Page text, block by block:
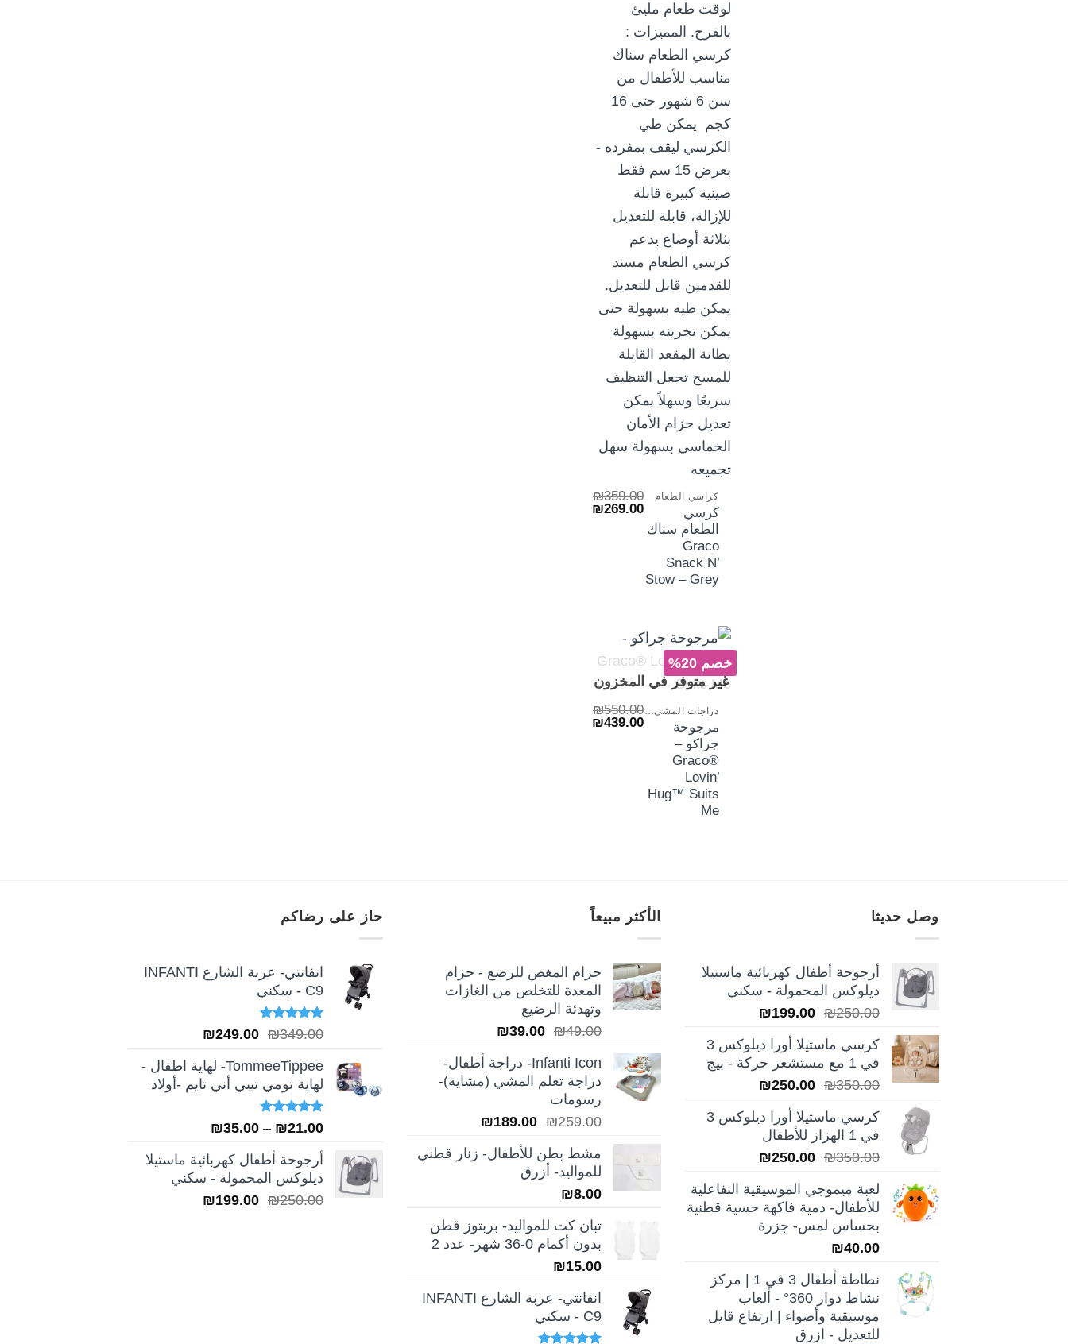
+
كراسي الطعام
كرسي
الطعام سناك
Graco
Snack N’
Stow – Grey
₪359.00
السعر ₪269.00
خصم 20%
غير متوفر في المخزون
مرجوحة
جراكو –
Graco®
Lovin’
Hug™ Suits
Me
₪550.00
السعر ₪439.00
وصل حديثا
أرجوحة أطفال كهربائية ماستيلا
ديلوكس المحمولة - سكني
₪250.00
السعر
هو:
₪250.00.
₪199.00
السعر
هو:
₪199.00.
كرسي ماستيلا أورا ديلوكس 3
في 1 مع مستشعر حركة - بيج
₪350.00
السعر
هو:
₪350.00.
₪250.00
السعر
هو:
كرسي ماستيلا أورا ديلوكس 3
في 1 الهزاز للأطفال
₪350.00
السعر
هو:
₪350.00.
₪250.00
السعر
هو:
₪250.00.
لعبة ميموجي الموسيقية التفاعلية
للأطفال- دمية فاكهة حسية قطنية
بحساس لمس- جزرة
₪40.00
نطاطة أطفال 3 في 1 | مركز
نشاط دوار 360° - ألعاب
موسيقية وأضواء | ارتفاع قابل
للتعديل - ازرق
الأكثر مبيعاً
حزام المغص للرضع - حزام
المعدة للتخلص من الغازات
وتهدئة الرضيع
₪49.00
السعر
هو:
₪49.00.
₪39.00
السعر
هو:
₪39.00.
Infanti Icon- دراجة أطفال-
دراجة تعلم المشي (مشاية)-
رسومات
₪259.00
السعر
هو:
₪259.00.
₪189.00
السعر
هو:
مشط بطن للأطفال- زنار قطني
للمواليد- أزرق
₪8.00
تبان كت للمواليد- بربتوز قطن
بدون أكمام 0-36 شهر- عدد 2
₪15.00
انفانتي- عربة الشارع INFANTI
C9 - سكني
حاز على رضاكم
انفانتي- عربة الشارع INFANTI
C9 - سكني
تم التقييم
₪349.00
السعر
هو:
₪349.00.
₪249.00
السعر
هو:
₪249.00.
TommeeTippee- لهاية اطفال -
لهاية تومي تيبي أني تايم -أولاد
تم التقييم
₪21.00
–
₪35.00
من
خلال
أرجوحة أطفال كهربائية ماستيلا
ديلوكس المحمولة - سكني
₪250.00
السعر ₪199.00
السعر